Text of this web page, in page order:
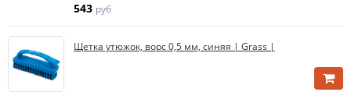
543 руб
Щетка утюжок, ворс 0,5 мм, синяя | Grass |